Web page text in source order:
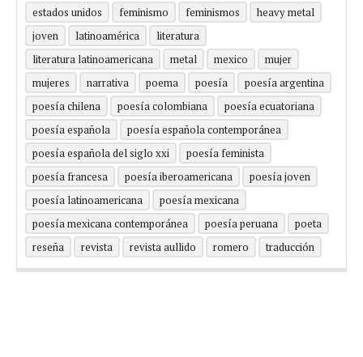
estados unidos
feminismo feminismos
heavy metal
joven
latinoamérica
literatura
literatura latinoamericana
metal mexico
mujer
mujeres
narrativa poema poesía
poesía argentina
poesía chilena
poesía colombiana
poesía ecuatoriana
poesía española
poesía española contemporánea
poesía española del siglo xxi
poesía feminista
poesía francesa
poesía iberoamericana
poesía joven
poesía latinoamericana
poesía mexicana
poesía mexicana contemporánea
poesía peruana
poeta
reseña
revista revista aullido romero traducción